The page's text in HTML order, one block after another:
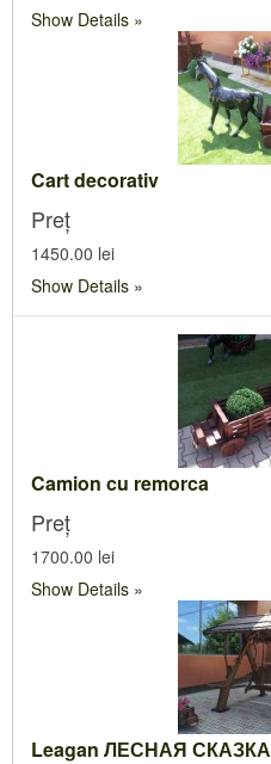
Show Details
Cart decorativ
Preț
1450.00 lei
Show Details
Camion cu remorca
Preț
1700.00 lei
Show Details
Leagan ЛЕСНАЯ СКАЗКА